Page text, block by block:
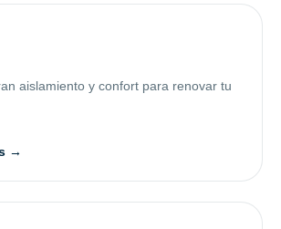
aislamiento y confort para renovar tu
→